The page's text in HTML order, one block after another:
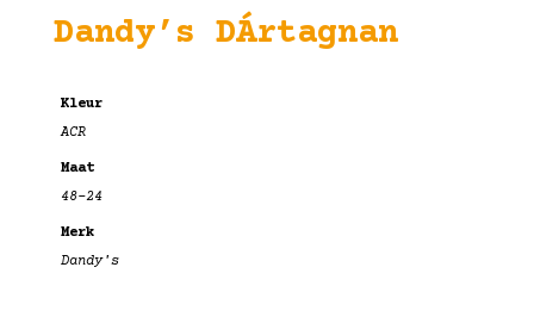
Dandy’s DÁrtagnan
Kleur
ACR
Maat
48-24
Merk
Dandy's